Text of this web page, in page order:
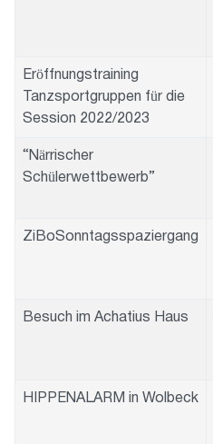
Eröffnungstraining
Tanzsportgruppen für die
Session 2022/2023
“Närrischer
Schülerwettbewerb”
ZiBoSonntagsspaziergang
Besuch im Achatius Haus
HIPPENALARM in Wolbeck